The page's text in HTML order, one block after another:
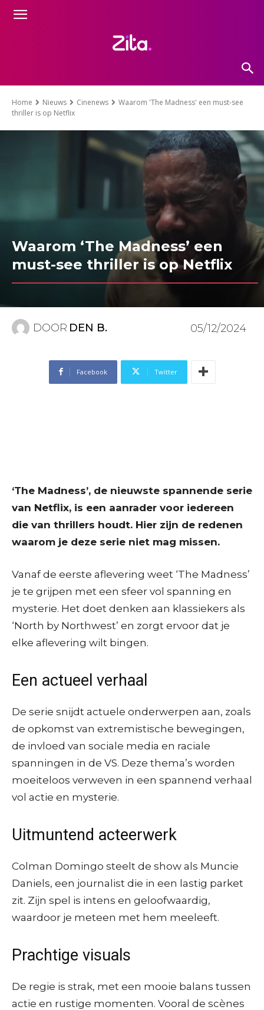
Home Nieuws Cinenews
Waarom 'The Madness' een must-see
thriller is op Netflix
Waarom ‘The Madness’ een
must-see thriller is op Netflix
DOOR DEN B. 05/12/2024
Facebook Twitter
‘The Madness’, de nieuwste spannende serie
van Netflix, is een aanrader voor iedereen
die van thrillers houdt. Hier zijn de redenen
waarom je deze serie niet mag missen.
Vanaf de eerste aflevering weet ‘The Madness’
je te grijpen met een sfeer vol spanning en
mysterie. Het doet denken aan klassiekers als
‘North by Northwest’ en zorgt ervoor dat je
elke aflevering wilt bingen.
Een actueel verhaal
De serie snijdt actuele onderwerpen aan, zoals
de opkomst van extremistische bewegingen,
de invloed van sociale media en raciale
spanningen in de VS. Deze thema’s worden
moeiteloos verweven in een spannend verhaal
vol actie en mysterie.
Uitmuntend acteerwerk
Colman Domingo steelt de show als Muncie
Daniels, een journalist die in een lastig parket
zit. Zijn spel is intens en geloofwaardig,
waardoor je meteen met hem meeleeft.
Prachtige visuals
De regie is strak, met een mooie balans tussen
actie en rustige momenten. Vooral de scènes